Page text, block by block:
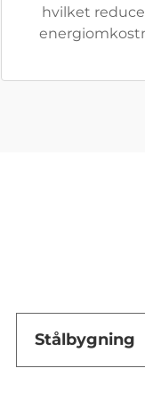
hvilket
Stålbygning